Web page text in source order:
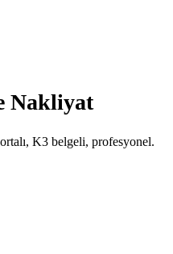
Nakliyat
K3 belgeli, profesyonel.